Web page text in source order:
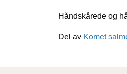
Håndskårede og
Del av Komet